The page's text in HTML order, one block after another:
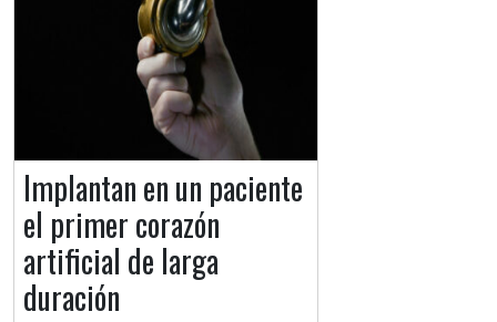
Implantan en un paciente
el primer corazón
artificial de larga
duración